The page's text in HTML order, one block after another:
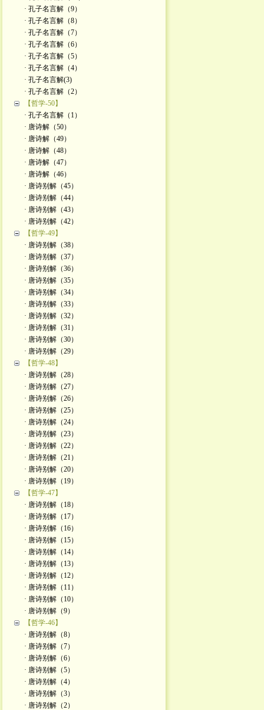
· 孔子名言解（9）
· 孔子名言解（8）
· 孔子名言解（7）
· 孔子名言解（6）
· 孔子名言解（5）
· 孔子名言解（4）
· 孔子名言解(3)
· 孔子名言解（2）
【哲学-50】
· 孔子名言解（1）
· 唐诗解（50）
· 唐诗解（49）
· 唐诗解（48）
· 唐诗解（47）
· 唐诗解（46）
· 唐诗别解（45）
· 唐诗别解（44）
· 唐诗别解（43）
· 唐诗别解（42）
【哲学-49】
· 唐诗别解（38）
· 唐诗别解（37）
· 唐诗别解（36）
· 唐诗别解（35）
· 唐诗别解（34）
· 唐诗别解（33）
· 唐诗别解（32）
· 唐诗别解（31）
· 唐诗别解（30）
· 唐诗别解（29）
【哲学-48】
· 唐诗别解（28）
· 唐诗别解（27）
· 唐诗别解（26）
· 唐诗别解（25）
· 唐诗别解（24）
· 唐诗别解（23）
· 唐诗别解（22）
· 唐诗别解（21）
· 唐诗别解（20）
· 唐诗别解（19）
【哲学-47】
· 唐诗别解（18）
· 唐诗别解（17）
· 唐诗别解（16）
· 唐诗别解（15）
· 唐诗别解（14）
· 唐诗别解（13）
· 唐诗别解（12）
· 唐诗别解（11）
· 唐诗别解（10）
· 唐诗别解（9）
【哲学-46】
· 唐诗别解（8）
· 唐诗别解（7）
· 唐诗别解（6）
· 唐诗别解（5）
· 唐诗别解（4）
· 唐诗别解（3）
· 唐诗别解（2）